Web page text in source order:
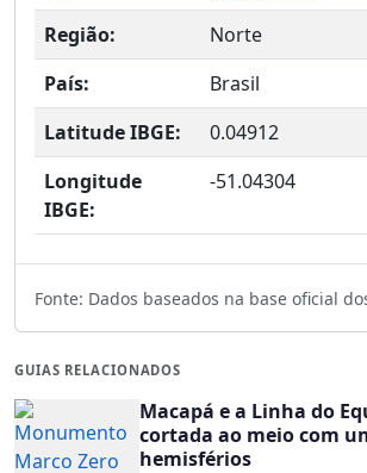
Região:
Norte
País:
Brasil
Latitude IBGE:
0.04912
Longitude
IBGE:
-51.04304
Fonte: Dados baseados na base oficial
GUIAS RELACIONADOS
Macapá e a Linha do
cortada ao meio com
hemisférios